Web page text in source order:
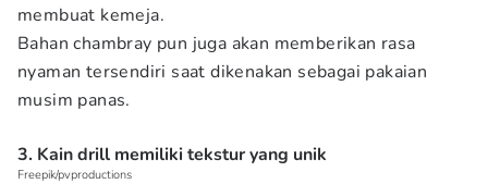
membuat kemeja.
Bahan chambray pun juga akan memberikan rasa
nyaman tersendiri saat dikenakan sebagai pakaian
musim panas.
3. Kain drill memiliki tekstur yang unik
Freepik/pvproductions